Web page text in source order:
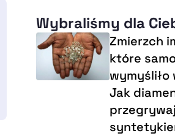
Wybraliśmy dla
Zmierzch
które
wymyśliło
Jak